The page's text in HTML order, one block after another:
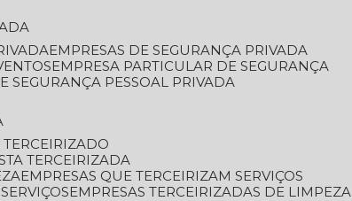
EMPRESAS DE SEGURANÇA PRIVADA
EMPRESA PARTICULAR DE SEGURANÇA
SEGURANÇA PESSOAL PRIVADA
TERCEIRIZADO
TERCEIRIZADA
EMPRESAS QUE TERCEIRIZAM SERVIÇOS
EMPRESAS TERCEIRIZADAS DE LIMPEZA